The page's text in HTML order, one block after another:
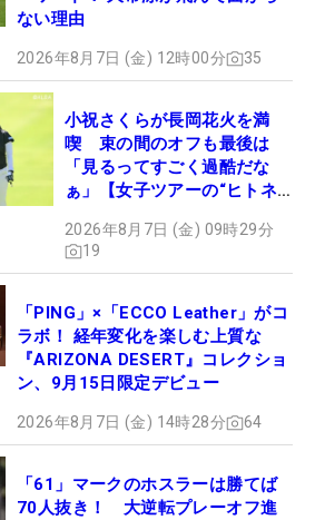
ない理由
2026年8月7日 (金) 12時00分 35
小祝さくらが長岡花火を満
喫 束の間のオフも最後は
「見るってすごく過酷だな
ぁ」【女子ツアーの“ヒトネ
2026年8月7日 (金) 09時29分
19
「PING」×「ECCO Leather」がコ
ラボ！ 経年変化を楽しむ上質な
『ARIZONA DESERT』コレクショ
ン、9月15日限定デビュー
2026年8月7日 (金) 14時28分 64
「61」マークのホスラーは勝てば
70人抜き！ 大逆転プレーオフ進